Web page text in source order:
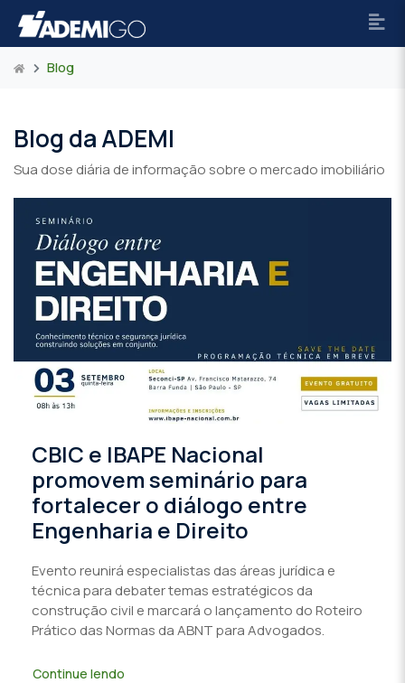
Blog
Blog da ADEMI
Sua dose diária de informação sobre o mercado imobiliário
CBIC e IBAPE Nacional
promovem seminário para
fortalecer o diálogo entre
Engenharia e Direito
Evento reunirá especialistas das áreas jurídica e
técnica para debater temas estratégicos da
construção civil e marcará o lançamento do Roteiro
Prático das Normas da ABNT para Advogados.
Continue lendo